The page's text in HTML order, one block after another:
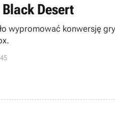
Desert
wypromować konwersję